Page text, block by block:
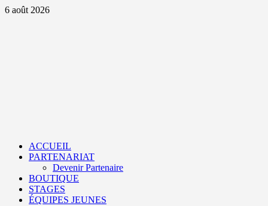
Aller
6 août 2026
ACCUEIL
PARTENARIAT
Devenir Partenaire
BOUTIQUE
STAGES
ÉQUIPES JEUNES